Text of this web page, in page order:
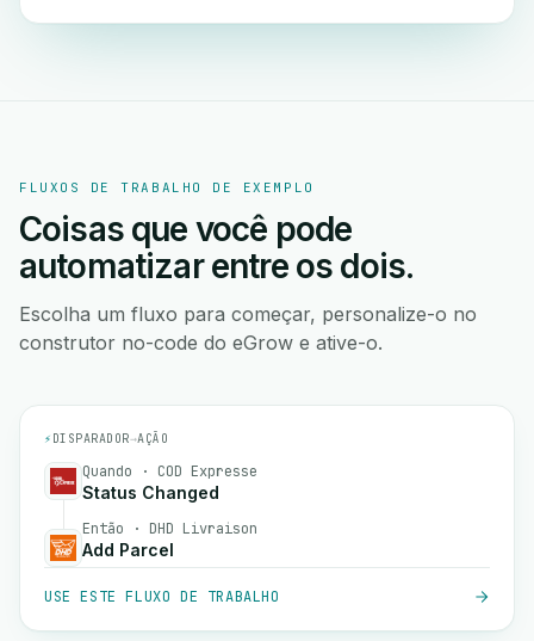
FLUXOS DE TRABALHO DE EXEMPLO
Coisas que você pode
automatizar entre os dois.
Escolha um fluxo para começar, personalize-o no
construtor no-code do eGrow e ative-o.
⚡ DISPARADOR→AÇÃO
Quando · COD Expresse
Status Changed
Então · DHD Livraison
Add Parcel
USE ESTE FLUXO DE TRABALHO